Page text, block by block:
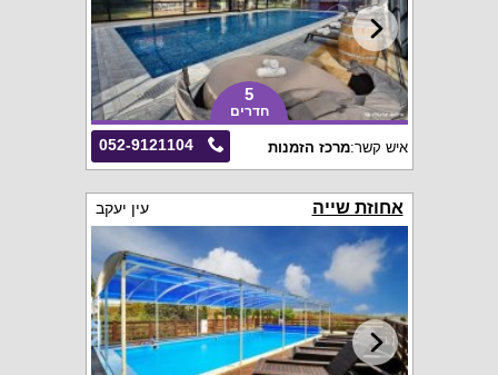
5
חדרים
052-9121104 איש קשר:מרכז הזמנות
אחוזת שייה עין יעקב